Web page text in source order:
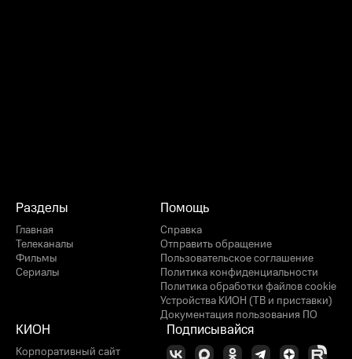
Разделы
Главная
Телеканалы
Фильмы
Сериалы
Помощь
Справка
Отправить обращение
Пользовательское соглашение
Политика конфиденциальности
Политика обработки файлов cookie
Устройства КИОН (ТВ и приставки)
Документация пользования ПО
КИОН
Корпоративный сайт
Подписывайся